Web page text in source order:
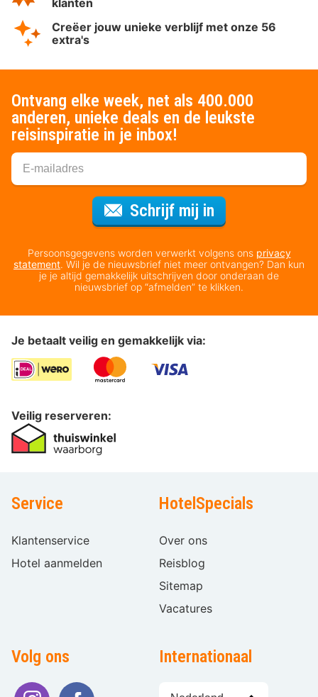
Creëer jouw unieke verblijf met onze 56
extra's
Ontvang elke week, net als 400.000
anderen, unieke deals en de leukste
reisinspiratie in je inbox!
Schrijf mij in
Persoonsgegevens worden verwerkt volgens ons privacy
statement. Wil je de nieuwsbrief niet meer ontvangen? Dan kun
je je altijd gemakkelijk uitschrijven door onderaan de
nieuwsbrief op “afmelden” te klikken.
Je betaalt veilig en gemakkelijk via:
Veilig reserveren:
Service
Klantenservice
Hotel aanmelden
HotelSpecials
Over ons
Reisblog
Sitemap
Vacatures
Volg ons Internationaal